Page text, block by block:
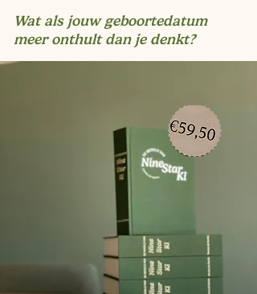
Wat als jouw geboortedatum
meer onthult dan je denkt?